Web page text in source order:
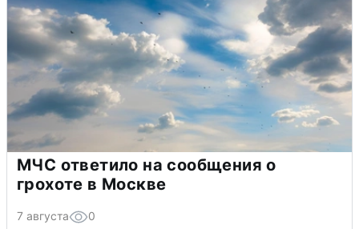
МЧС ответило на сообщения о
грохоте в Москве
7 августа 0